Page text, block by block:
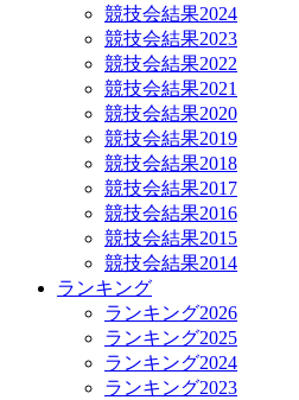
競技会結果2024
競技会結果2023
競技会結果2022
競技会結果2021
競技会結果2020
競技会結果2019
競技会結果2018
競技会結果2017
競技会結果2016
競技会結果2015
競技会結果2014
ランキング
ランキング2026
ランキング2025
ランキング2024
ランキング2023